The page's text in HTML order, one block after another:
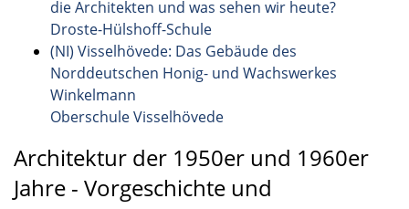
die Architekten und was sehen wir heute?
Droste-Hülshoff-Schule
(NI) Visselhövede: Das Gebäude des
Norddeutschen Honig- und Wachswerkes
Winkelmann
Oberschule Visselhövede
Architektur der 1950er und 1960er
Jahre - Vorgeschichte und